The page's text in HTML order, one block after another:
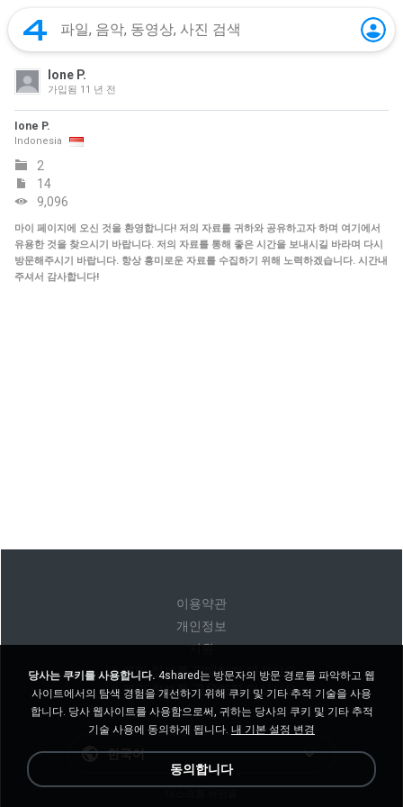
Ione P.
가입됨 11 년 전
Ione P.
Indonesia
2
14
9,096
마이 페이지에 오신 것을 환영합니다! 저의 자료를 귀하와 공유하고자 하며 여기에서
유용한 것을 찾으시기 바랍니다. 저의 자료를 통해 좋은 시간을 보내시길 바라며 다시
방문해주시기 바랍니다. 항상 흥미로운 자료를 수집하기 위해 노력하겠습니다. 시간내
주셔서 감사합니다!
이용약관
개인정보
지원
내 개인 정보를 판매하지 마십시오
내 개인 정보를 공유하지 마십시오
한국어
당사는 쿠키를 사용합니다. 4shared는 방문자의 방문 경로를 파악하고 웹
사이트에서의 탐색 경험을 개선하기 위해 쿠키 및 기타 추적 기술을 사용
합니다. 당사 웹사이트를 사용함으로써, 귀하는 당사의 쿠키 및 기타 추적
기술 사용에 동의하게 됩니다. 내 기본 설정 변경
동의합니다